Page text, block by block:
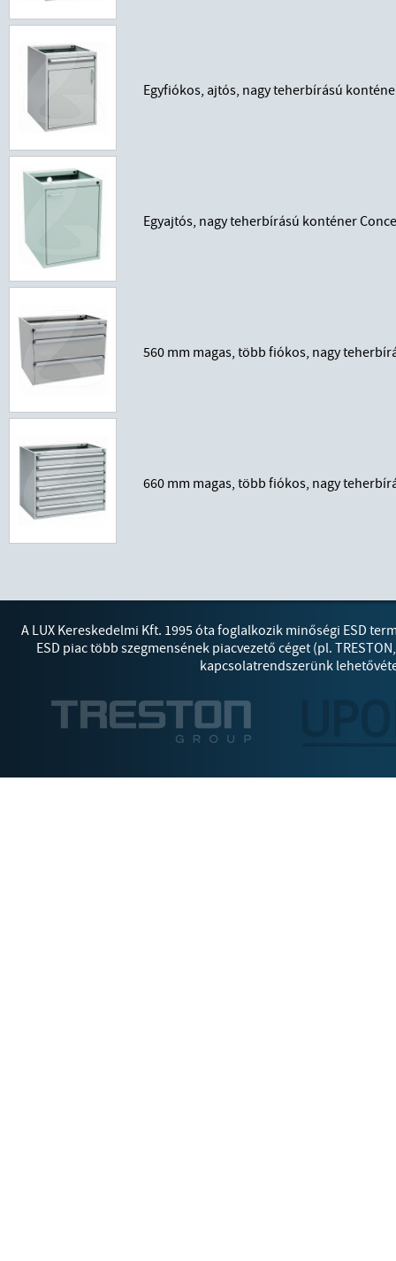
Egyfiókos, ajtós, nagy teherbírású
Egyajtós, nagy teherbírású konténer
560 mm magas, több fiókos, nagy
660 mm magas, több fiókos, nagy
A LUX Kereskedelmi Kft. 1995 óta foglalkozik minőségi ESD
ESD piac több szegmensének piacvezető céget (pl.
kapcsolatrendszerünk